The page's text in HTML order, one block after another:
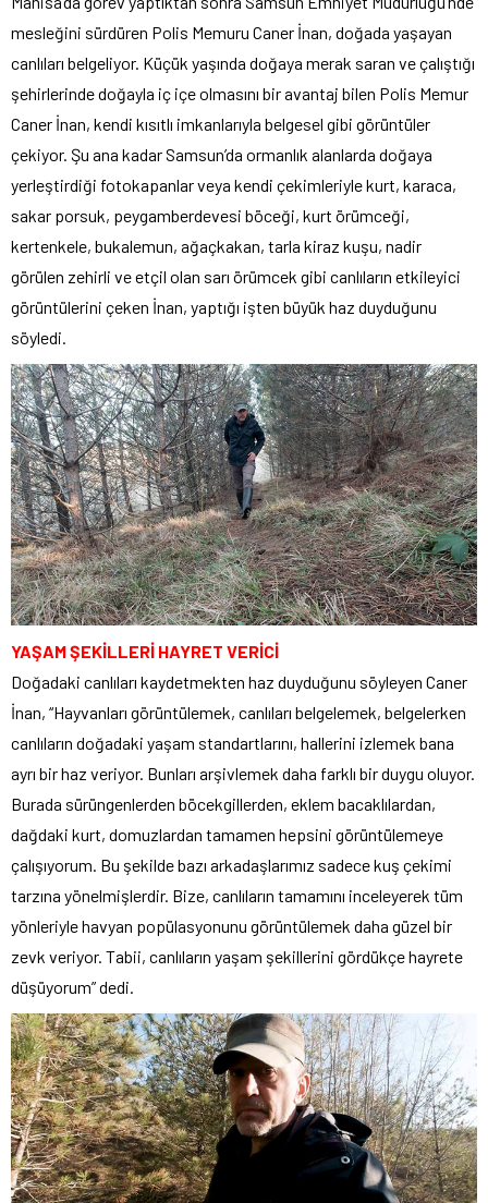
mesleğini sürdüren Polis Memuru Caner İnan, doğada yaşayan
canlıları belgeliyor. Küçük yaşında doğaya merak saran ve çalıştığı
şehirlerinde doğayla iç içe olmasını bir avantaj bilen Polis Memur
Caner İnan, kendi kısıtlı imkanlarıyla belgesel gibi görüntüler
çekiyor. Şu ana kadar Samsun’da ormanlık alanlarda doğaya
yerleştirdiği fotokapanlar veya kendi çekimleriyle kurt, karaca,
sakar porsuk, peygamberdevesi böceği, kurt örümceği,
kertenkele, bukalemun, ağaçkakan, tarla kiraz kuşu, nadir
görülen zehirli ve etçil olan sarı örümcek gibi canlıların etkileyici
görüntülerini çeken İnan, yaptığı işten büyük haz duyduğunu
söyledi.
YAŞAM ŞEKİLLERİ HAYRET VERİCİ
Doğadaki canlıları kaydetmekten haz duyduğunu söyleyen Caner
İnan, “Hayvanları görüntülemek, canlıları belgelemek, belgelerken
canlıların doğadaki yaşam standartlarını, hallerini izlemek bana
ayrı bir haz veriyor. Bunları arşivlemek daha farklı bir duygu oluyor.
Burada sürüngenlerden böcekgillerden, eklem bacaklılardan,
dağdaki kurt, domuzlardan tamamen hepsini görüntülemeye
çalışıyorum. Bu şekilde bazı arkadaşlarımız sadece kuş çekimi
tarzına yönelmişlerdir. Bize, canlıların tamamını inceleyerek tüm
yönleriyle havyan popülasyonunu görüntülemek daha güzel bir
zevk veriyor. Tabii, canlıların yaşam şekillerini gördükçe hayrete
düşüyorum” dedi.